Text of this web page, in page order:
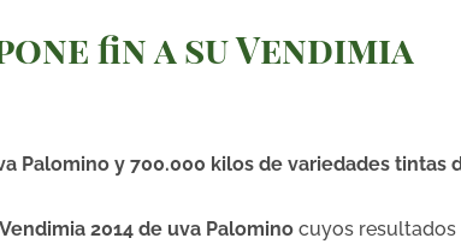
fin a su Vendimia
Palomino y 700.000 kilos de variedades tintas
Vendimia 2014 de uva Palomino cuyos resultados